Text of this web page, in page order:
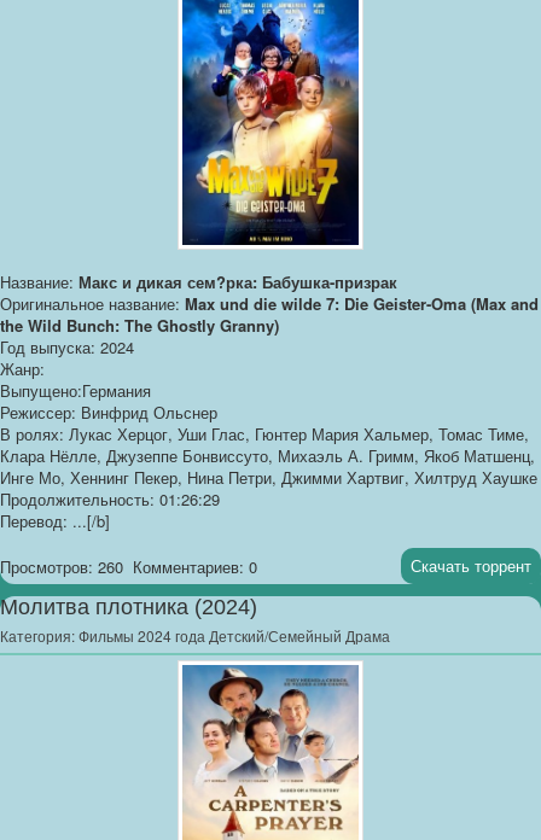
Название: Макс и дикая сем?рка: Бабушка-призрак
Оригинальное название: Max und die wilde 7: Die Geister-Oma (Max and
the Wild Bunch: The Ghostly Granny)
Год выпуска: 2024
Жанр:
Выпущено:Германия
Режиссер: Винфрид Ольснер
В ролях: Лукас Херцог, Уши Глас, Гюнтер Мария Хальмер, Томас Тиме,
Клара Нёлле, Джузеппе Бонвиссуто, Михаэль А. Гримм, Якоб Матшенц,
Инге Мо, Хеннинг Пекер, Нина Петри, Джимми Хартвиг, Хилтруд Хаушке
Продолжительность: 01:26:29
Перевод: ...[/b]
Просмотров: 260 Комментариев: 0 Скачать торрент
Молитва плотника (2024)
Категория:Фильмы 2024 года Детский/Семейный Драма